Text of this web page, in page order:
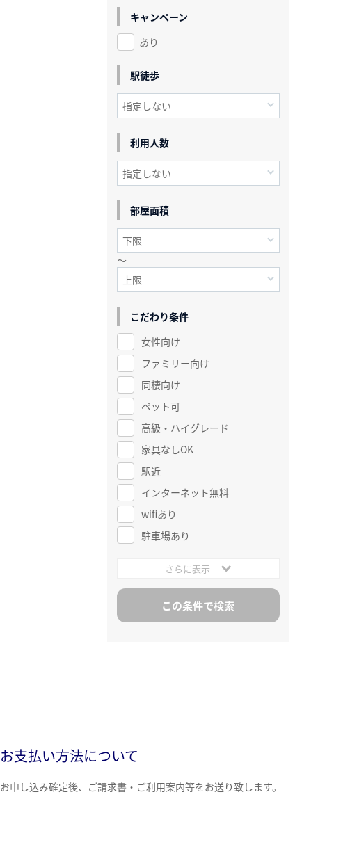
キャンペーン
あり
駅徒歩
利用人数
部屋面積
～
こだわり条件
女性向け
ファミリー向け
同棲向け
ペット可
高級・ハイグレード
家具なしOK
駅近
インターネット無料
wifiあり
駐車場あり
さらに表示
お支払い方法について
お申し込み確定後、ご請求書・ご利用案内等をお送り致します。